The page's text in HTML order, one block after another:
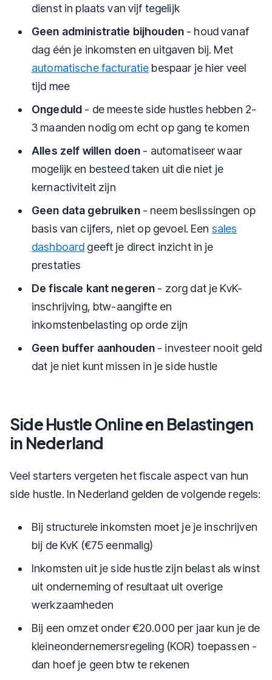
dienst in plaats van vijf tegelijk
Geen administratie bijhouden - houd vanaf
dag één je inkomsten en uitgaven bij. Met
automatische facturatie bespaar je hier veel
tijd mee
Ongeduld - de meeste side hustles hebben 2-
3 maanden nodig om echt op gang te komen
Alles zelf willen doen - automatiseer waar
mogelijk en besteed taken uit die niet je
kernactiviteit zijn
Geen data gebruiken- neem beslissingen op
basis van cijfers, niet op gevoel. Een sales
dashboard geeft je direct inzicht in je
prestaties
De fiscale kant negeren - zorg dat je KvK-
inschrijving, btw-aangifte en
inkomstenbelasting op orde zijn
Geen buffer aanhouden - investeer nooit geld
dat je niet kunt missen in je side hustle
Side Hustle Online en Belastingen
in Nederland
Veel starters vergeten het fiscale aspect van hun
side hustle. In Nederland gelden de volgende regels:
Bij structurele inkomsten moet je je inschrijven
bij de KvK (€75 eenmalig)
Inkomsten uit je side hustle zijn belast als winst
uit onderneming of resultaat uit overige
werkzaamheden
Bij een omzet onder €20.000 per jaar kun je de
kleineondernemersregeling (KOR) toepassen -
dan hoef je geen btw te rekenen